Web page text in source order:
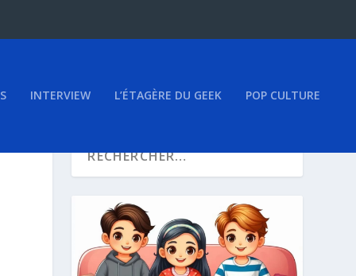
INTERVIEW L’ÉTAGÈRE DU GEEK POP CULTURE